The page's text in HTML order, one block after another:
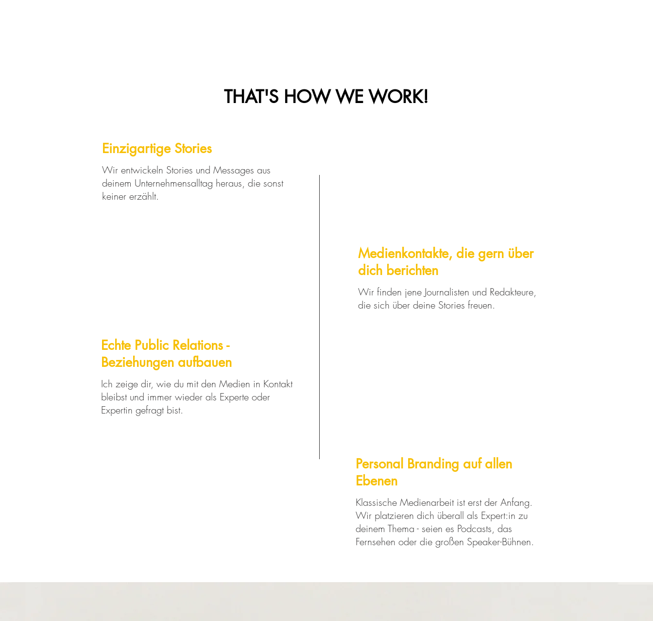
THAT'S HOW WE WORK!
Einzigartige Stories
Wir entwickeln Stories und Messages aus
deinem Unternehmensalltag heraus, die sonst
keiner erzählt.
Medienkontakte, die gern über
dich berichten
Wir finden jene Journalisten und Redakteure,
die sich über deine Stories freuen.
Echte Public Relations -
Beziehungen aufbauen
Ich zeige dir, wie du mit den Medien in Kontakt
bleibst und immer wieder als Experte oder
Expertin gefragt bist.
Personal Branding auf allen
Ebenen
Klassische Medienarbeit ist erst der Anfang.
Wir platzieren dich überall als Expert:in zu
deinem Thema - seien es Podcasts, das
Fernsehen oder die großen Speaker-Bühnen.